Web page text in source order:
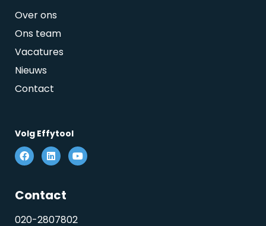
Over ons
Ons team
Vacatures
Nieuws
Contact
Volg Effytool
Contact
020-2807802